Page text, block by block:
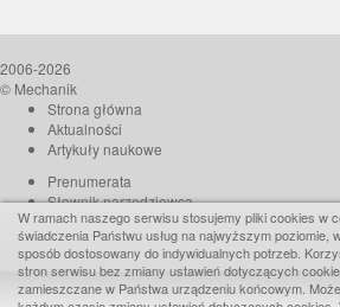
2006-2026
© Mechanik
Strona główna
Aktualności
Artykuły naukowe
Prenumerata
Słownik narzędziowca
O czasopiśmie
Reklama
Kontakt
W ramach naszego serwisu stosujemy pliki cookies w
świadczenia Państwu usług na najwyższym poziomie,
sposób dostosowany do indywidualnych potrzeb.
stron serwisu bez zmiany ustawień dotyczących
zamieszczane w Państwa urządzeniu końcowym.